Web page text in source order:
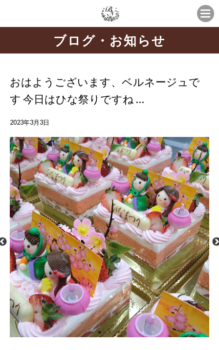
ブログ・お知らせ
おはようございます、ベルネージュで
す 今日はひな祭りですね …
2023年3月3日